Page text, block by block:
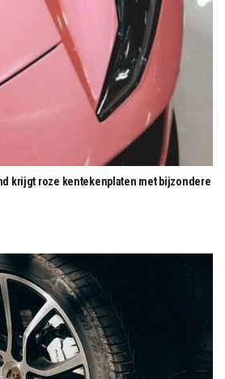
krijgt roze kentekenplaten met bijzondere